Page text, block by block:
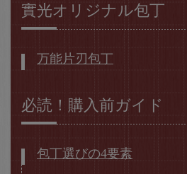
實光オリジナル包丁
万能片刃包丁
必読！購入前ガイド
包丁選びの4要素